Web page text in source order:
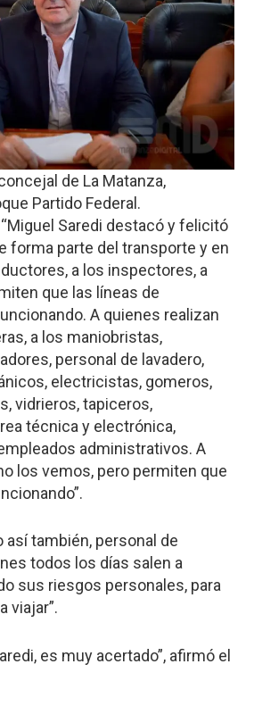
de La Matanza,
Partido Federal.
Saredi destacó y felicitó
forma parte del transporte y en
a los inspectores, a
que las líneas de
A quienes realizan
a los maniobristas,
personal de lavadero,
electricistas, gomeros,
vidrieros, tapiceros,
técnica y electrónica,
administrativos. A
los vemos, pero permiten que
así también, personal de
todos los días salen a
sus riesgos personales, para
viajar”.
es muy acertado”, afirmó el